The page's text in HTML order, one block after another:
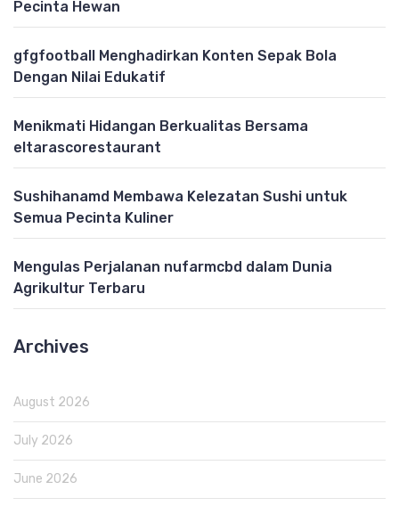
Pecinta Hewan
gfgfootball Menghadirkan Konten Sepak Bola
Dengan Nilai Edukatif
Menikmati Hidangan Berkualitas Bersama
eltarascorestaurant
Sushihanamd Membawa Kelezatan Sushi untuk
Semua Pecinta Kuliner
Mengulas Perjalanan nufarmcbd dalam Dunia
Agrikultur Terbaru
Archives
August 2026
July 2026
June 2026